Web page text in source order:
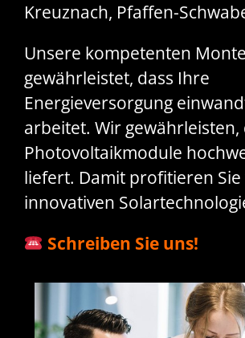
Kreuznach, Pfaffen-
Unsere kompetenten
gewährleistet, dass Ihre
Energieversorgung
arbeitet. Wir gewährleisten,
Photovoltaikmodule
liefert. Damit profitieren
innovativen
Schreiben Sie uns!